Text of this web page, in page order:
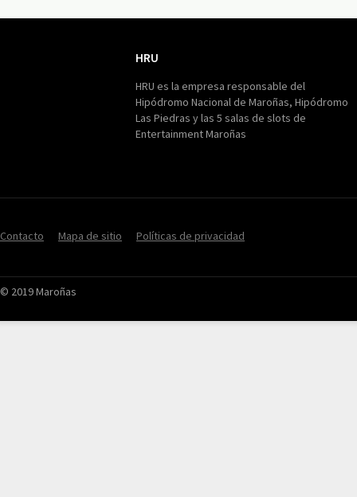
HRU
HRU es la empresa responsable del
Hipódromo Nacional de Maroñas, Hipódromo
Las Piedras y las 5 salas de slots de
Entertainment Maroñas
Contacto Mapa de sitio Políticas de privacidad
© 2019 Maroñas